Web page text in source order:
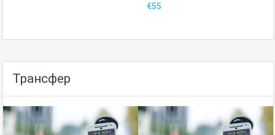
€55
Трансфер